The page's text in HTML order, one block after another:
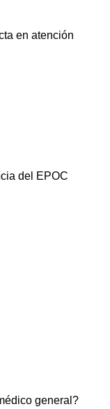
en atención
del EPOC
general?